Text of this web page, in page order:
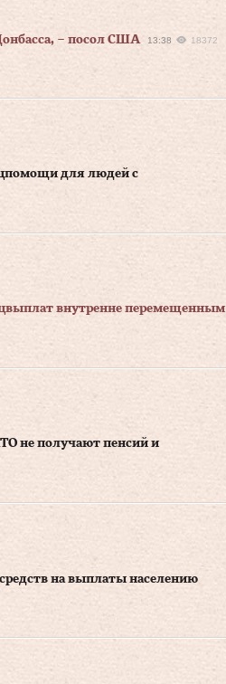
– посол США
13:38 18372
для людей с
внутренне перемещенным
не получают пенсий и
на выплаты населению